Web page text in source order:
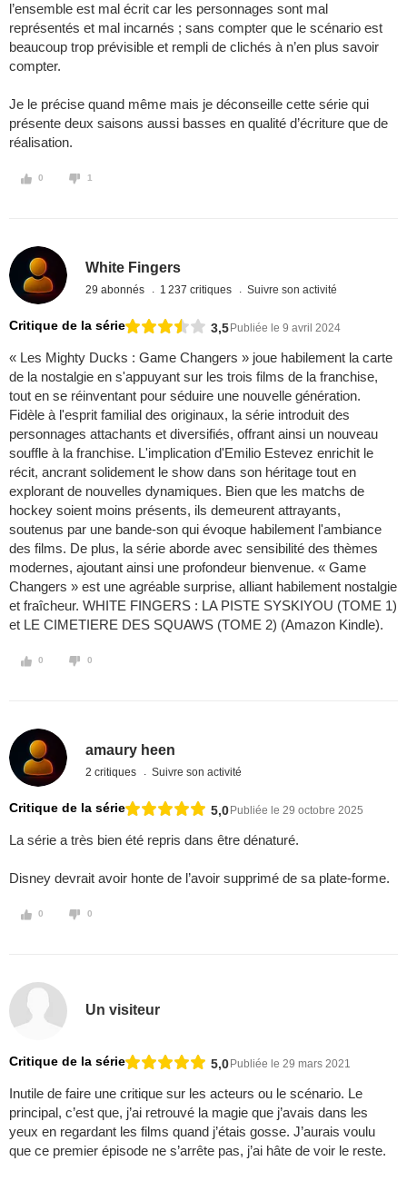
l’ensemble est mal écrit car les personnages sont mal
représentés et mal incarnés ; sans compter que le scénario est
beaucoup trop prévisible et rempli de clichés à n’en plus savoir
compter.
Je le précise quand même mais je déconseille cette série qui
présente deux saisons aussi basses en qualité d’écriture que de
réalisation.
0 1
White Fingers
29 abonnés 1 237 critiques Suivre son activité
Critique de la série 3,5Publiée le 9 avril 2024
« Les Mighty Ducks : Game Changers » joue habilement la carte
de la nostalgie en s'appuyant sur les trois films de la franchise,
tout en se réinventant pour séduire une nouvelle génération.
Fidèle à l'esprit familial des originaux, la série introduit des
personnages attachants et diversifiés, offrant ainsi un nouveau
souffle à la franchise. L'implication d'Emilio Estevez enrichit le
récit, ancrant solidement le show dans son héritage tout en
explorant de nouvelles dynamiques. Bien que les matchs de
hockey soient moins présents, ils demeurent attrayants,
soutenus par une bande-son qui évoque habilement l'ambiance
des films. De plus, la série aborde avec sensibilité des thèmes
modernes, ajoutant ainsi une profondeur bienvenue. « Game
Changers » est une agréable surprise, alliant habilement nostalgie
et fraîcheur. WHITE FINGERS : LA PISTE SYSKIYOU (TOME 1)
et LE CIMETIERE DES SQUAWS (TOME 2) (Amazon Kindle).
0 0
amaury heen
2 critiques Suivre son activité
Critique de la série 5,0Publiée le 29 octobre 2025
La série a très bien été repris dans être dénaturé.
Disney devrait avoir honte de l’avoir supprimé de sa plate-forme.
0 0
Un visiteur
Critique de la série 5,0Publiée le 29 mars 2021
Inutile de faire une critique sur les acteurs ou le scénario. Le
principal, c’est que, j’ai retrouvé la magie que j’avais dans les
yeux en regardant les films quand j’étais gosse. J’aurais voulu
que ce premier épisode ne s’arrête pas, j’ai hâte de voir le reste.